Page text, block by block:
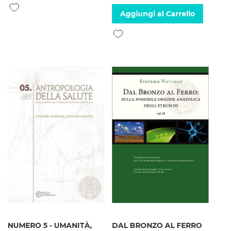
Aggiungi alla lista desideri
Aggiungi al Carrello
Aggiungi alla lista desideri
NUMERO 5 - UMANITÀ,
DAL BRONZO AL FERRO